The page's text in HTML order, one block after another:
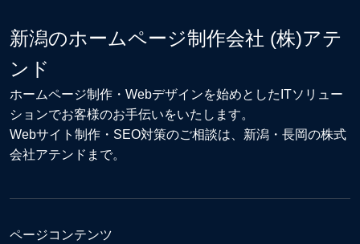
新潟のホームページ制作会社 (株)アテ
ンド
ホームページ制作・Webデザインを始めとしたITソリュー
ションでお客様のお手伝いをいたします。
Webサイト制作 ・ SEO対策のご相談は、新潟・長岡の株式
会社アテンドまで。
ページコンテンツ